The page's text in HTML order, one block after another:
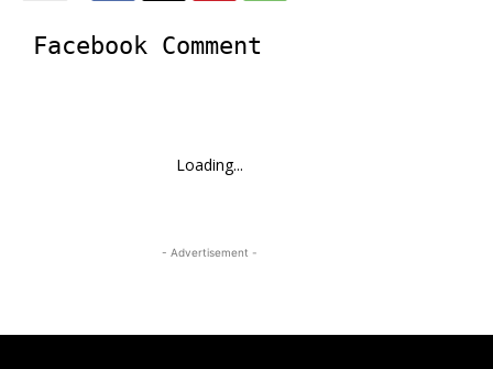
Facebook Comment
Loading...
- Advertisement -